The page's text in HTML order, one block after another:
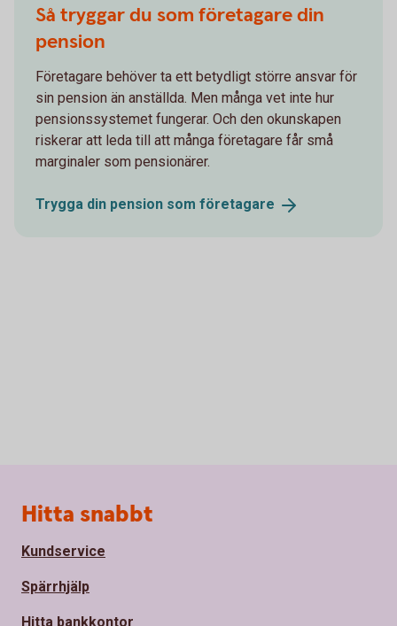
Så tryggar du som företagare din
pension
Företagare behöver ta ett betydligt större ansvar för
sin pension än anställda. Men många vet inte hur
pensionssystemet fungerar. Och den okunskapen
riskerar att leda till att många företagare får små
marginaler som pensionärer.
Trygga din pension som företagare
Sidfot
Hitta snabbt
Kundservice
Spärrhjälp
Hitta bankkontor